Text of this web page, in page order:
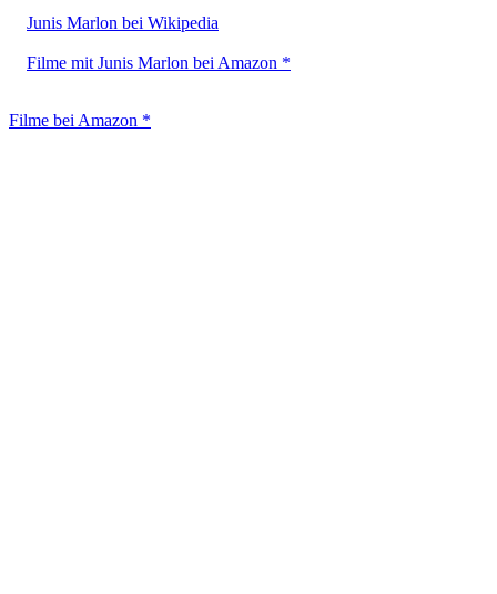
Junis Marlon bei Wikipedia
Filme mit Junis Marlon bei Amazon *
Filme bei Amazon *